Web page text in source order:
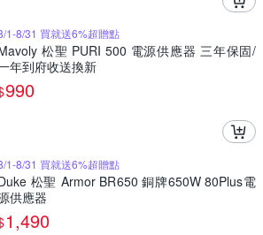
1-8/31 買就送6%超贈點
松聖 PURI 500 電源供應器 三年保固/
年到府收送換新
990
1-8/31 買就送6%超贈點
松聖 Armor BR650 銅牌650W 80Plus電
供應器
1,490